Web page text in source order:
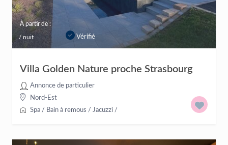
À partir de :
/ nuit Vérifié
Villa Golden Nature proche Strasbourg
Annonce de particulier
Nord-Est
Spa / Bain à remous / Jacuzzi /